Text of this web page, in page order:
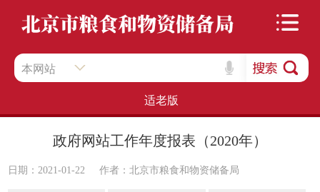
本网站
适老版
政府网站工作年度报表（2020年）
日期：2021-01-22 作者：北京市粮食和物资储备局